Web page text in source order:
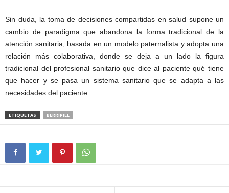
Sin duda, la toma de decisiones compartidas en salud supone un
cambio de paradigma que abandona la forma tradicional de la
atención sanitaria, basada en un modelo paternalista y adopta una
relación más colaborativa, donde se deja a un lado la figura
tradicional del profesional sanitario que dice al paciente qué tiene
que hacer y se pasa un sistema sanitario que se adapta a las
necesidades del paciente.
ETIQUETAS BERRIPILL